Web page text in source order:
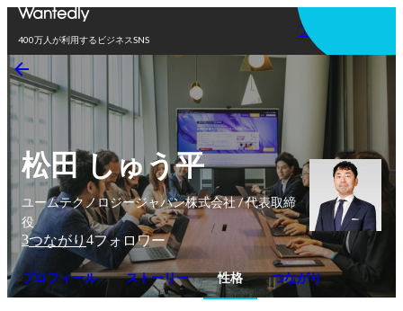
400万人が利用するビジネスSNS
アプリを使う
松田 しゅう平
ユームテクノロジージャパン株式会社 / 代表取締
役
3つながり4フォロワー
プロフィール ストーリー 性格 つながり